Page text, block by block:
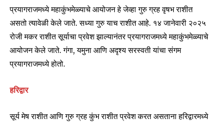
6,300
Fans
32,111
Followers
75
Followers
प्रयागराजमध्ये महाकुंभमेळ्याचे आयोजन हे जेव्हा गुरु ग्रह वृषभ राशीत
असतो त्यावेळी केले जाते. सध्या गुरु याच राशीत आहे. १४ जानेवारी २०२५
रोजी मकर राशीत सूर्याचा प्रवेश झाल्यानंतर प्रयागराजमध्ये महाकुंभमेळ्याचे
आयोजन केले जाते. गंगा, यमुना आणि अदृश्य सरस्वती यांचा संगम
प्रयागराजमध्ये होतो.
हरिद्वार
सूर्य मेष राशीत आणि गुरु ग्रह कुंभ राशीत प्रवेश करत असताना हरिद्वारमध्ये